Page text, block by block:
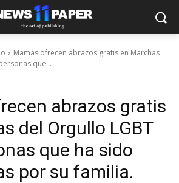
Mamás ofrecen abrazos gratis en Marchas
que...
abrazos gratis
del Orgullo LGBT
que ha sido
por su familia.